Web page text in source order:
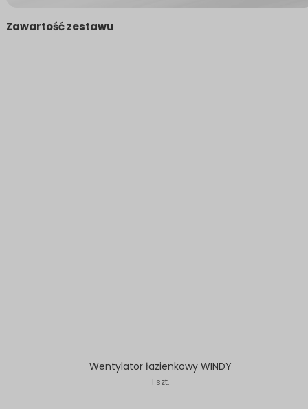
Zawartość zestawu
Wentylator łazienkowy WINDY
1 szt.